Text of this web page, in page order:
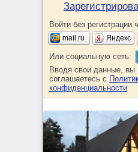
Войти без регистрации
mail.ru Яндекс
Или социальную сеть:
Вводя свои данные, вы
соглашаетесь с
конфиденциальности